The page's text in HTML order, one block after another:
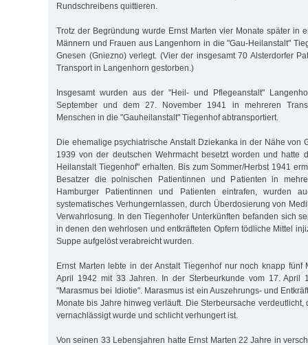
Rundschreibens quittieren.
Trotz der Begründung wurde Ernst Marten vier Monate später in
Männern und Frauen aus Langenhorn in die "Gau-Heilanstalt"
Gnesen (Gniezno) verlegt. (Vier der insgesamt 70 Alsterdorfer
Transport in Langenhorn gestorben.)
Insgesamt wurden aus der "Heil- und Pflegeanstalt"
September und dem 27. November 1941 in mehreren
Menschen in die "Gauheilanstalt" Tiegenhof abtransportiert.
Die ehemalige psychiatrische Anstalt Dziekanka in der Nähe von
1939 von der deutschen Wehrmacht besetzt worden und hatte
Heilanstalt Tiegenhof" erhalten. Bis zum Sommer/Herbst 1941
Besatzer die polnischen Patientinnen und Patienten in
Hamburger Patientinnen und Patienten eintrafen, wurden
systematisches Verhungernlassen, durch Überdosierung von
Verwahrlosung. In den Tiegenhofer Unterkünften befanden sich
in denen den wehrlosen und entkräfteten Opfern tödliche Mittel
Suppe aufgelöst verabreicht wurden.
Ernst Marten lebte in der Anstalt Tiegenhof nur noch knapp fünf
April 1942 mit 33 Jahren. In der Sterbeurkunde vom 17. April
"Marasmus bei Idiotie". Marasmus ist ein Auszehrungs- und
Monate bis Jahre hinweg verläuft. Die Sterbeursache verdeutlicht,
vernachlässigt wurde und schlicht verhungert ist.
Von seinen 33 Lebensjahren hatte Ernst Marten 22 Jahre in